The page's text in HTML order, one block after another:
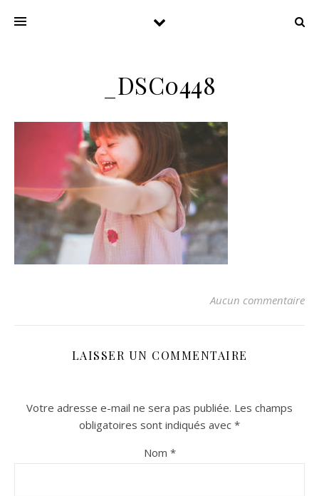
_DSC0448
Aucun commentaire
LAISSER UN COMMENTAIRE
Votre adresse e-mail ne sera pas publiée. Les champs
obligatoires sont indiqués avec *
Nom *